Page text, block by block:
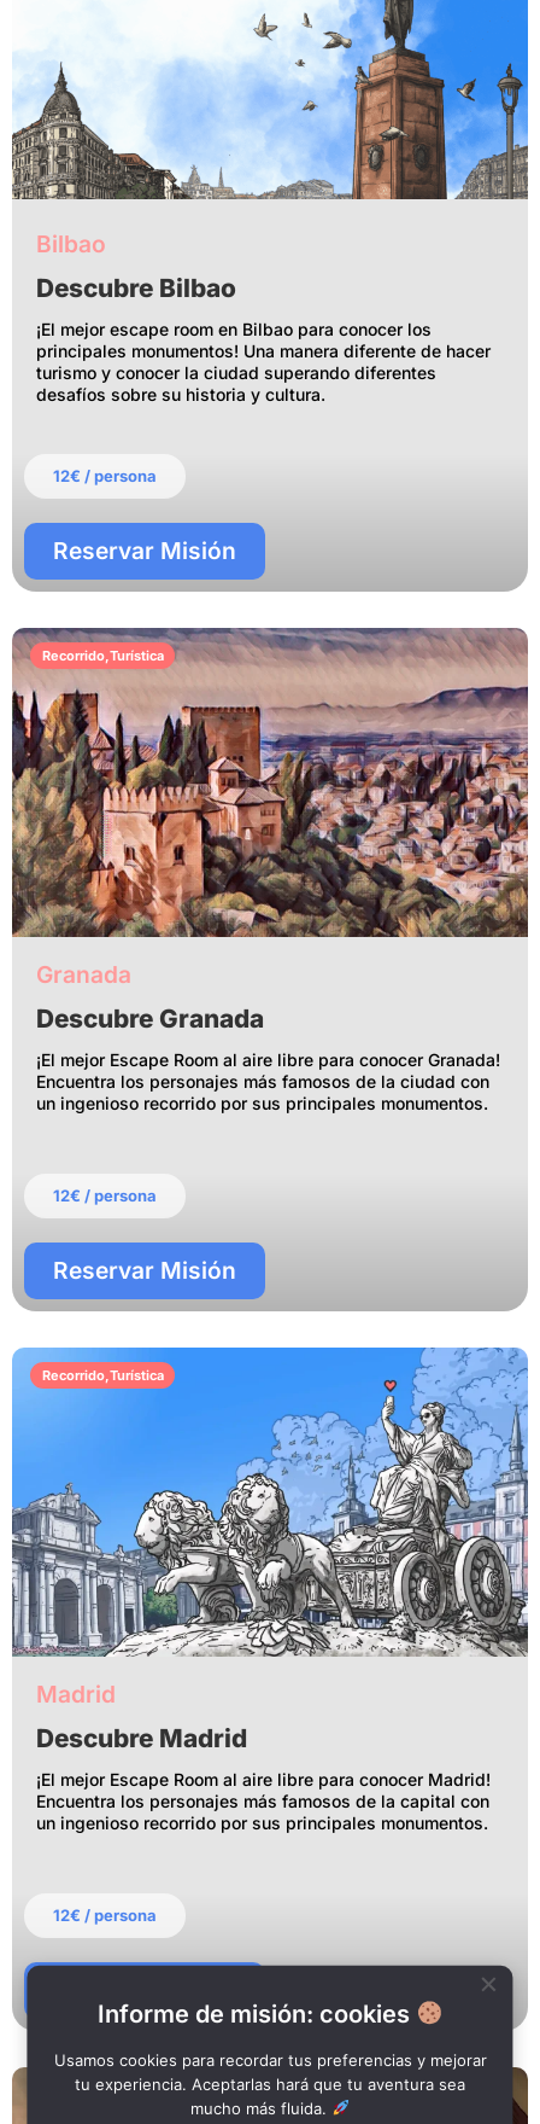
Bilbao
Descubre Bilbao
¡El mejor escape room en Bilbao para conocer los
principales monumentos! Una manera diferente de hacer
turismo y conocer la ciudad superando diferentes
desafíos sobre su historia y cultura.
12€ / persona
Reservar Misión
Recorrido,Turística
Granada
Descubre Granada
¡El mejor Escape Room al aire libre para conocer Granada!
Encuentra los personajes más famosos de la ciudad con
un ingenioso recorrido por sus principales monumentos.
12€ / persona
Reservar Misión
Recorrido, Turística
Madrid
Descubre Madrid
¡El mejor Escape Room al aire libre para conocer Madrid!
Encuentra los personajes más famosos de la capital con
un ingenioso recorrido por sus principales monumentos.
12€ / persona
Competición,Histórica
Informe de misión: cookies
Usamos cookies para recordar tus preferencias y mejorar
tu experiencia. Aceptarlas hará que tu aventura sea
mucho más fluida.